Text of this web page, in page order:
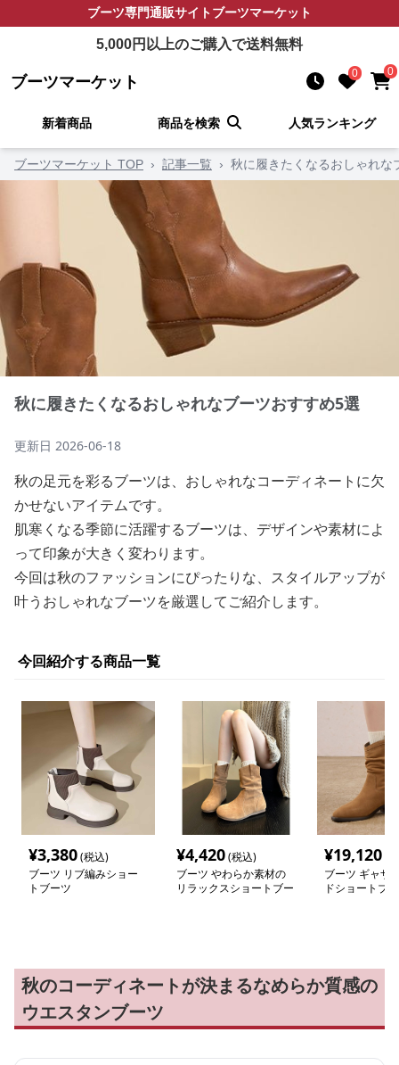
ブーツ専門通販サイトブーツマーケット
5,000円以上のご購入で送料無料
ブーツマーケット 0 0
新着商品 商品を検索 人気ランキング
ブーツマーケット TOP › 記事一覧 › 秋に履きたくなるおしゃれな
秋に履きたくなるおしゃれなブーツおすすめ5選
更新日 2026-06-18
秋の足元を彩るブーツは、おしゃれなコーディネートに欠
かせないアイテムです。
肌寒くなる季節に活躍するブーツは、デザインや素材によ
って印象が大きく変わります。
今回は秋のファッションにぴったりな、スタイルアップが
叶うおしゃれなブーツを厳選してご紹介します。
今回紹介する商品一覧
¥3,380(税込)
ブーツ リブ編みショー
トブーツ
¥4,420(税込)
ブーツ やわらか素材の
リラックスショートブー
¥19,120
ブーツ ギャザ
ドショートブ
秋のコーディネートが決まるなめらか質感の
ウエスタンブーツ